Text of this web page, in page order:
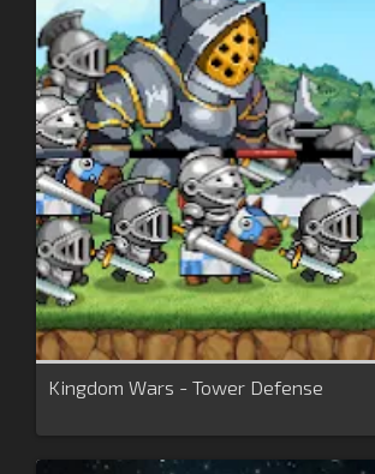
Kingdom Wars - Tower Defense